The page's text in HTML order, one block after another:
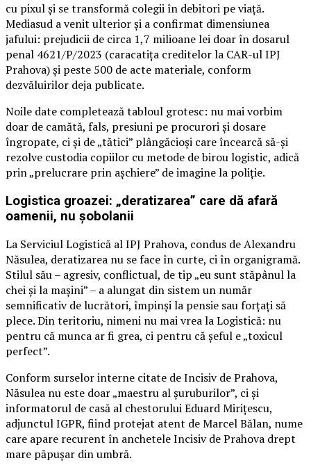
cu pixul și se transformă colegii în debitori pe viață.
Mediasud a venit ulterior și a confirmat dimensiunea
jafului: prejudicii de circa 1,7 milioane lei doar în dosarul
penal 4621/P/2023 (caracatița creditelor la CAR-ul IPJ
Prahova) și peste 500 de acte materiale, conform
dezvăluirilor deja publicate.
Noile date completează tabloul grotesc: nu mai vorbim
doar de camătă, fals, presiuni pe procurori și dosare
îngropate, ci și de „tătici” plângăcioși care încearcă să-și
rezolve custodia copiilor cu metode de birou logistic, adică
prin „prelucrare prin așchiere” de imagine la poliție.
Logistica groazei: „deratizarea” care dă afară
oamenii, nu șobolanii
La Serviciul Logistică al IPJ Prahova, condus de Alexandru
Năsulea, deratizarea nu se face în curte, ci în organigramă.
Stilul său – agresiv, conflictual, de tip „eu sunt stăpânul la
chei și la mașini” – a alungat din sistem un număr
semnificativ de lucrători, împinși la pensie sau forțați să
plece. Din teritoriu, nimeni nu mai vrea la Logistică: nu
pentru că munca ar fi grea, ci pentru că șeful e „toxicul
perfect”.
Conform surselor interne citate de Incisiv de Prahova,
Năsulea nu este doar „maestru al șuruburilor”, ci și
informatorul de casă al chestorului Eduard Mirițescu,
adjunctul IGPR, fiind protejat atent de Marcel Bălan, nume
care apare recurent în anchetele Incisiv de Prahova drept
mare păpușar din umbră.